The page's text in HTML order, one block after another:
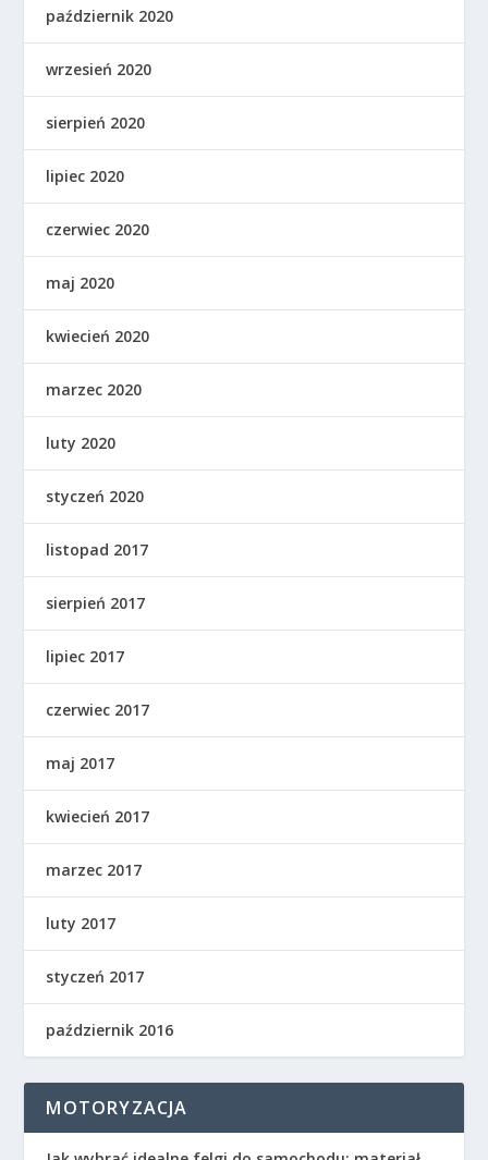
październik 2020
wrzesień 2020
sierpień 2020
lipiec 2020
czerwiec 2020
maj 2020
kwiecień 2020
marzec 2020
luty 2020
styczeń 2020
listopad 2017
sierpień 2017
lipiec 2017
czerwiec 2017
maj 2017
kwiecień 2017
marzec 2017
luty 2017
styczeń 2017
październik 2016
MOTORYZACJA